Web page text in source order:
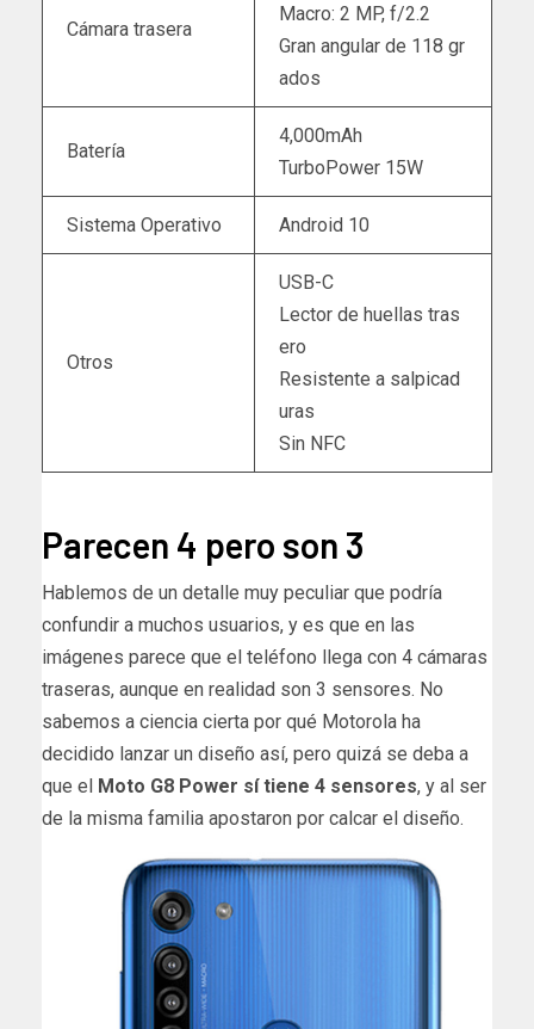
Cámara trasera
Macro: 2 MP, f/2.2
Gran angular de 118 gr
ados
Batería
4,000mAh
TurboPower 15W
Sistema Operativo Android 10
Otros
USB-C
Lector de huellas tras
ero
Resistente a salpicad
uras
Sin NFC
Parecen 4 pero son 3
Hablemos de un detalle muy peculiar que podría
confundir a muchos usuarios, y es que en las
imágenes parece que el teléfono llega con 4 cámaras
traseras, aunque en realidad son 3 sensores. No
sabemos a ciencia cierta por qué Motorola ha
decidido lanzar un diseño así, pero quizá se deba a
que el Moto G8 Power sí tiene 4 sensores, y al ser
de la misma familia apostaron por calcar el diseño.